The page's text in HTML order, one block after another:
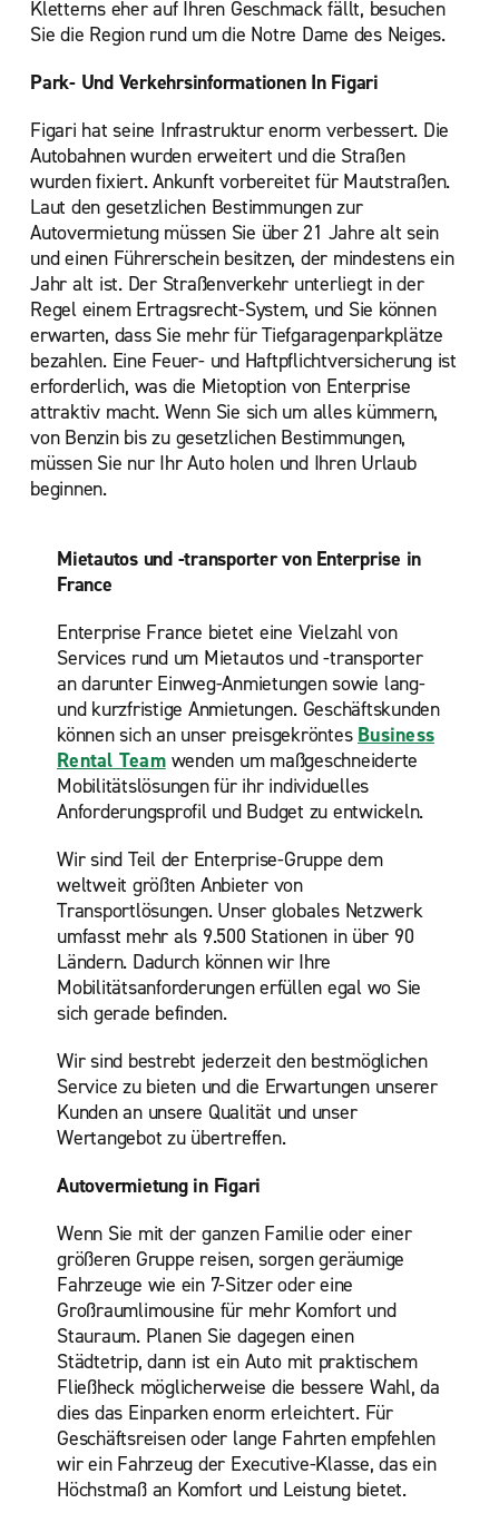
Kletterns eher auf Ihren Geschmack fällt, besuchen
Sie die Region rund um die Notre Dame des Neiges.
Park- Und Verkehrsinformationen In Figari
Figari hat seine Infrastruktur enorm verbessert. Die
Autobahnen wurden erweitert und die Straßen
wurden fixiert. Ankunft vorbereitet für Mautstraßen.
Laut den gesetzlichen Bestimmungen zur
Autovermietung müssen Sie über 21 Jahre alt sein
und einen Führerschein besitzen, der mindestens ein
Jahr alt ist. Der Straßenverkehr unterliegt in der
Regel einem Ertragsrecht-System, und Sie können
erwarten, dass Sie mehr für Tiefgaragenparkplätze
bezahlen. Eine Feuer- und Haftpflichtversicherung ist
erforderlich, was die Mietoption von Enterprise
attraktiv macht. Wenn Sie sich um alles kümmern,
von Benzin bis zu gesetzlichen Bestimmungen,
müssen Sie nur Ihr Auto holen und Ihren Urlaub
beginnen.
Mietautos und -transporter von Enterprise in
France
Enterprise France bietet eine Vielzahl von
Services rund um Mietautos und -transporter
an darunter Einweg-Anmietungen sowie lang-
und kurzfristige Anmietungen. Geschäftskunden
können sich an unser preisgekröntes Business
Rental Teamwenden um maßgeschneiderte
Mobilitätslösungen für ihr individuelles
Anforderungsprofil und Budget zu entwickeln.
Wir sind Teil der Enterprise-Gruppe dem
weltweit größten Anbieter von
Transportlösungen. Unser globales Netzwerk
umfasst mehr als 9.500 Stationen in über 90
Ländern. Dadurch können wir Ihre
Mobilitätsanforderungen erfüllen egal wo Sie
sich gerade befinden.
Wir sind bestrebt jederzeit den bestmöglichen
Service zu bieten und die Erwartungen unserer
Kunden an unsere Qualität und unser
Wertangebot zu übertreffen.
Autovermietung in Figari
Wenn Sie mit der ganzen Familie oder einer
größeren Gruppe reisen, sorgen geräumige
Fahrzeuge wie ein 7-Sitzer oder eine
Großraumlimousine für mehr Komfort und
Stauraum. Planen Sie dagegen einen
Städtetrip, dann ist ein Auto mit praktischem
Fließheck möglicherweise die bessere Wahl, da
dies das Einparken enorm erleichtert. Für
Geschäftsreisen oder lange Fahrten empfehlen
wir ein Fahrzeug der Executive-Klasse, das ein
Höchstmaß an Komfort und Leistung bietet.